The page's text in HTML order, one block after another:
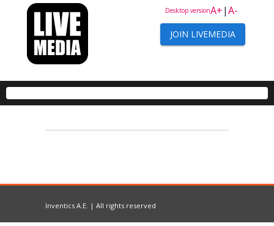
A+|A-
Desktop version
JOIN LIVEMEDIA
Inventics A.E. | All rights reserved